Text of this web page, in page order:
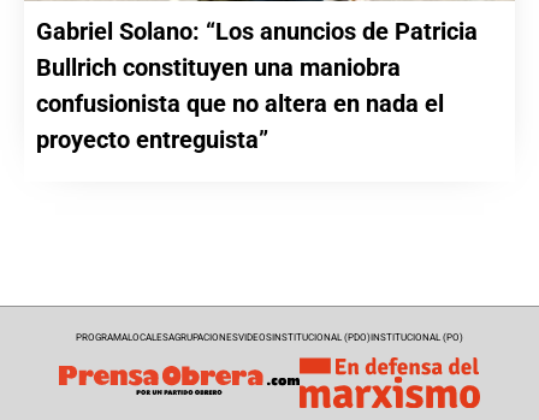
Gabriel Solano: “Los anuncios de Patricia
Bullrich constituyen una maniobra
confusionista que no altera en nada el
proyecto entreguista”
PROGRAMALOCALESAGRUPACIONESVIDEOSINSTITUCIONAL (PDO)INSTITUCIONAL (PO)